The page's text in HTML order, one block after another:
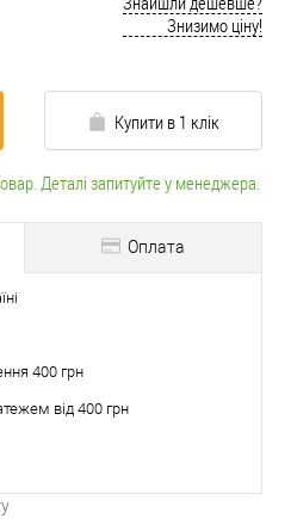
Знизимо ціну!
Купити в 1 клік
Деталі запитуйте у менеджера.
Оплата
400 грн
від 400 грн